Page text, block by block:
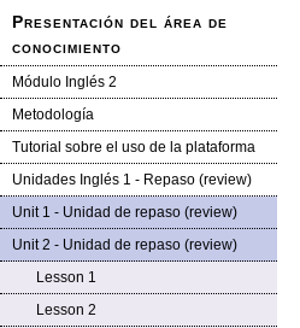
Presentación del área de
conocimiento
Módulo Inglés 2
Metodología
Tutorial sobre el uso de la plataforma
Unidades Inglés 1 - Repaso (review)
Unit 1 - Unidad de repaso (review)
Unit 2 - Unidad de repaso (review)
Lesson 1
Lesson 2